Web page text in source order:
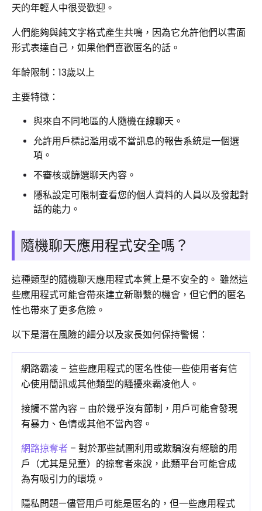
天的年輕人中很受歡迎。
人們能夠與純文字格式產生共鳴，因為它允許他們以書面
形式表達自己，如果他們喜歡匿名的話。
年齡限制：13歲以上
主要特徵：
與來自不同地區的人隨機在線聊天。
允許用戶標記濫用或不當訊息的報告系統是一個選
項。
不審核或篩選聊天內容。
隱私設定可限制查看您的個人資料的人員以及發起對
話的能力。
隨機聊天應用程式安全嗎？
這種類型的隨機聊天應用程式本質上是不安全的。 雖然這
些應用程式可能會帶來建立新聯繫的機會，但它們的匿名
性也帶來了更多危險。
以下是潛在風險的細分以及家長如何保持警惕：
網路霸凌 – 這些應用程式的匿名性使一些使用者有信
心使用簡訊或其他類型的騷擾來霸凌他人。
接觸不當內容 – 由於幾乎沒有節制，用戶可能會發現
有暴力、色情或其他不當內容。
網路掠奪者 – 對於那些試圖利用或欺騙沒有經驗的用
戶（尤其是兒童）的掠奪者來說，此類平台可能會成
為有吸引力的環境。
隱私問題—儘管用戶可能是匿名的，但一些應用程式